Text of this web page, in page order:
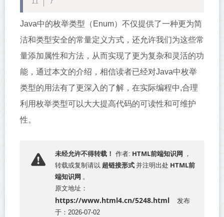
Java中的枚举类型（Enum）不仅提供了一种更为简
洁和类型安全的常量定义方式，还允许我们为这些常
量添加属性和方法，从而实现了更为复杂和灵活的功
能，通过本文的介绍，相信读者已经对Java中枚举
类型的用法有了更深入的了解，在实际编程中,合理
利用枚举类型可以大大提高代码的可读性和可维护
性。
未经允许不得转载！ 作者: HTML前端知识网 ，
转载或复制请以 超链接形式 并注明出处 HTML前
端知识网 。
原文地址：
https://www.html4.cn/5248.html
发布
于：2026-07-02